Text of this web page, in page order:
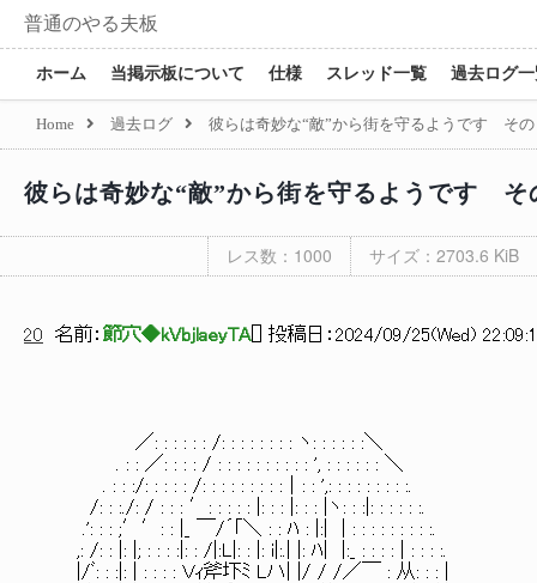
普通のやる夫板
ホーム 当掲示板について 仕様 スレッド一覧 過去ログ
Home 過去ログ 彼らは奇妙な“敵”から街を守るようです そ
彼らは奇妙な“敵”から街を守るようです そ
レス数：1000 サイズ：2703.6 KiB
20 名前： 節穴◆kVbjlaeyTA[ ] 投稿日： 2024/09/25(Wed)
／: : : : : : /: : : : : : : : ヽ: : : : : :＼
. : : ／: : : : / : : : : : : : : : : ', : : : : : : ＼
. : : :/: : : : : /: : : : : : : : :｜: : ',: : : : : : : : :.
/: : :./: / : : : ′: : : : : |: : : |: : : |ヽ: : :|: : : : : :.
.': : : ;′′: : |_ ￣/´｢＼ : : ﾊ : |:| | : : : : : : : : :.
,: /: : |: |; : : : :|: : /|:L|: : |: i|:.| |: ﾊ| |:_ : : : : | : : : :.
|/ﾞ: : :|: | : : : : Ｖｨ斧圷ﾐ Lハ| |/ / /／￣ : 从: : : |